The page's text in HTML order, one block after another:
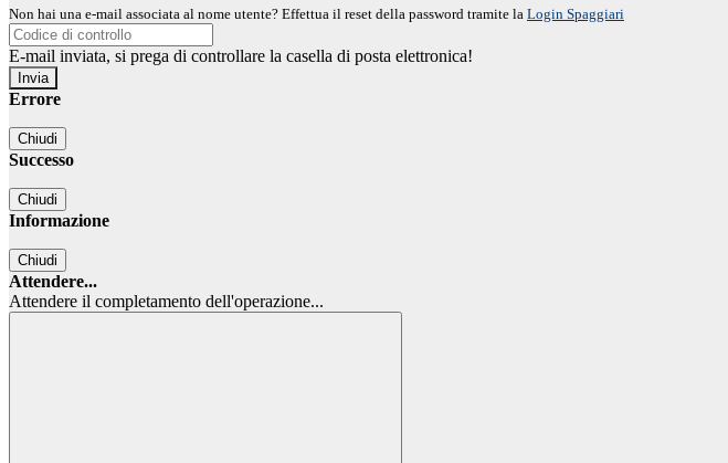
Non hai una e-mail associata al nome utente? Effettua il reset della password tramite la Login Spaggiari
E-mail inviata, si prega di controllare la casella di posta elettronica!
Errore
Chiudi
Successo
Chiudi
Informazione
Chiudi
Attendere...
Attendere il completamento dell'operazione...